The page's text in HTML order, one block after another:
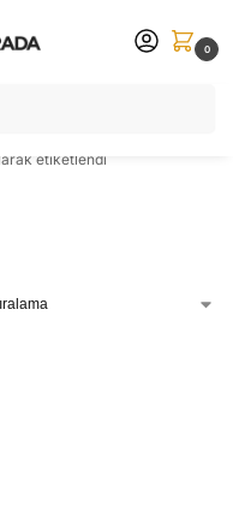
0
kaçırmayın!
etiketlendi